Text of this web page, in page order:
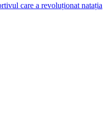
care a revoluționat natația